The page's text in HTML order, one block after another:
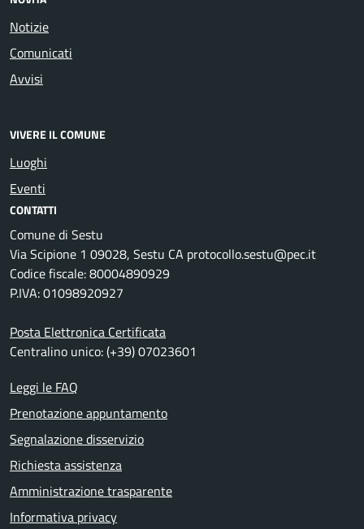
Notizie
Comunicati
Avvisi
VIVERE IL COMUNE
Luoghi
Eventi
CONTATTI
Comune di Sestu
Via Scipione 1 09028, Sestu CA protocollo.sestu@pec.it
Codice fiscale: 80004890929
P.IVA: 01098920927
Posta Elettronica Certificata
Centralino unico: (+39) 07023601
Leggi le FAQ
Prenotazione appuntamento
Segnalazione disservizio
Richiesta assistenza
Amministrazione trasparente
Informativa privacy